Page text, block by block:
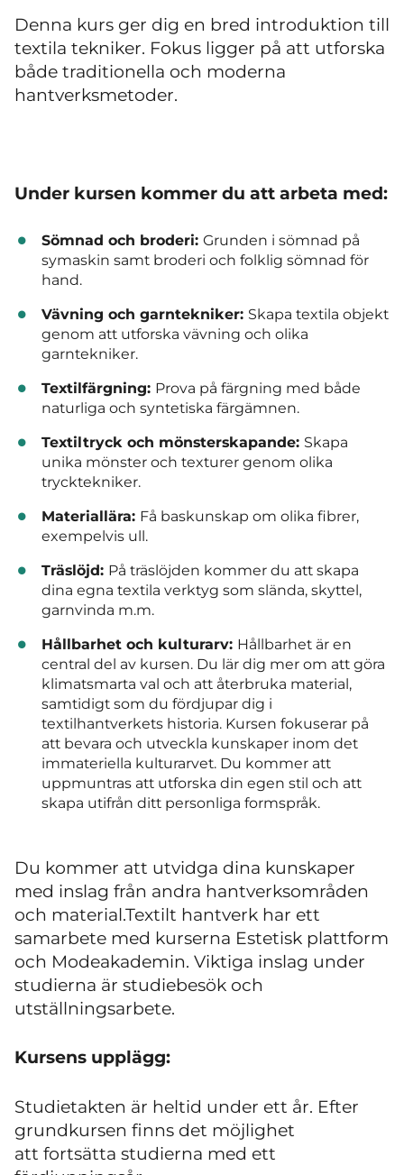
Denna kurs ger dig en bred introduktion till
textila tekniker. Fokus ligger på att utforska
både traditionella och moderna
hantverksmetoder.
Under kursen kommer du att arbeta med:
Sömnad och broderi: Grunden i sömnad på
symaskin samt broderi och folklig sömnad för
hand.
Vävning och garntekniker: Skapa textila objekt
genom att utforska vävning och olika
garntekniker.
Textilfärgning: Prova på färgning med både
naturliga och syntetiska färgämnen.
Textiltryck och mönsterskapande: Skapa
unika mönster och texturer genom olika
trycktekniker.
Materiallära: Få baskunskap om olika fibrer,
exempelvis ull.
Träslöjd: På träslöjden kommer du att skapa
dina egna textila verktyg som slända, skyttel,
garnvinda m.m.
Hållbarhet och kulturarv: Hållbarhet är en
central del av kursen. Du lär dig mer om att göra
klimatsmarta val och att återbruka material,
samtidigt som du fördjupar dig i
textilhantverkets historia. Kursen fokuserar på
att bevara och utveckla kunskaper inom det
immateriella kulturarvet. Du kommer att
uppmuntras att utforska din egen stil och att
skapa utifrån ditt personliga formspråk.
Du kommer att utvidga dina kunskaper
med inslag från andra hantverksområden
och material.Textilt hantverk har ett
samarbete med kurserna Estetisk plattform
och Modeakademin. Viktiga inslag under
studierna är studiebesök och
utställningsarbete.
Kursens upplägg:
Studietakten är heltid under ett år. Efter
grundkursen finns det möjlighet
att fortsätta studierna med ett